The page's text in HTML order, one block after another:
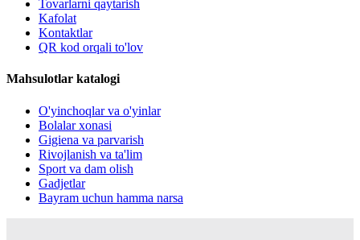
Tovarlarni qaytarish
Kafolat
Kontaktlar
QR kod orqali to'lov
Mahsulotlar katalogi
O'yinchoqlar va o'yinlar
Bolalar xonasi
Gigiena va parvarish
Rivojlanish va ta'lim
Sport va dam olish
Gadjetlar
Bayram uchun hamma narsa